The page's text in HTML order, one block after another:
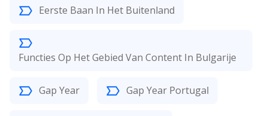
Eerste Baan In Het Buitenland
Functies Op Het Gebied Van Content In Bulgarije
Gap Year Gap Year Portugal